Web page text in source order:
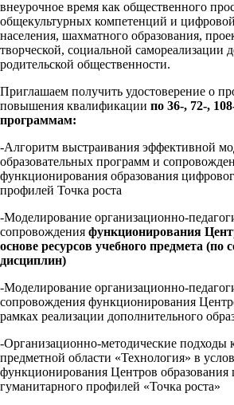
внеурочное время как общественного
общекультурных компетенций и
населения, шахматного образования,
творческой, социальной самореализации
родительской общественности.
Приглашаем получить удостоверение о
повышения квалификации по 36-, 72-,
программам:
-Алгоритм выстраивания эффективной
образовательных программ и
функционирования образования
профилей Точка роста
-Моделирование организационно-
сопровождения функционирования
основе ресурсов учебного предмета (по
дисциплин)
-Моделирование организационно-
сопровождения функционирования
рамках реализации дополнительного
-Организационно-методические подходы
предметной области «Технология» в
функционирования Центров образования
гуманитарного профилей «Точка роста»